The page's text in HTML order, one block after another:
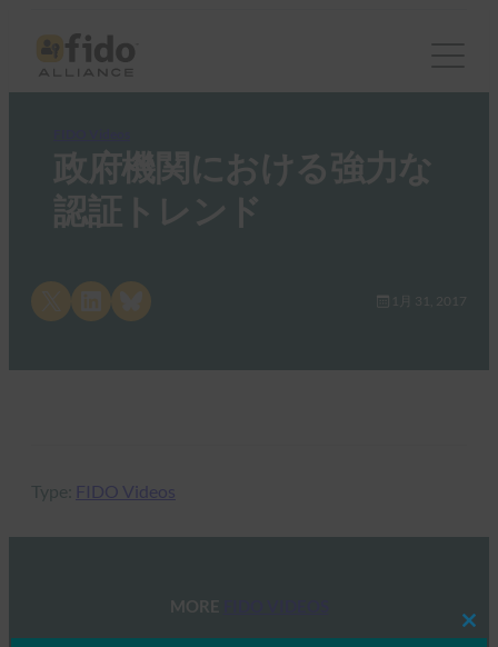
政府機関における強力な
認証トレンド
Share on LinkedInShare on Bluesky 1月 31, 2017
Type: FIDO Videos
MORE